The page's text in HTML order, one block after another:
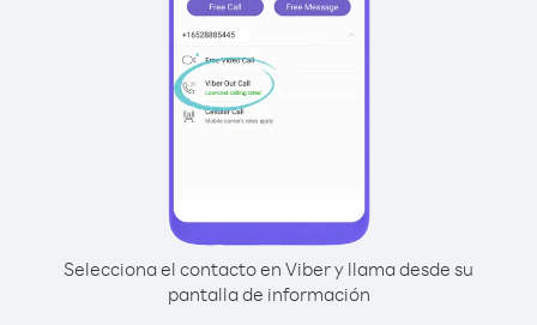
Selecciona el contacto en Viber y llama desde su
pantalla de información